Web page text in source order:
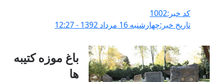
کد خبر:1002
تاریخ خبر:چهارشنبه 16 مرداد 1392 - 12:27
باغ موزه کتیبه
ها